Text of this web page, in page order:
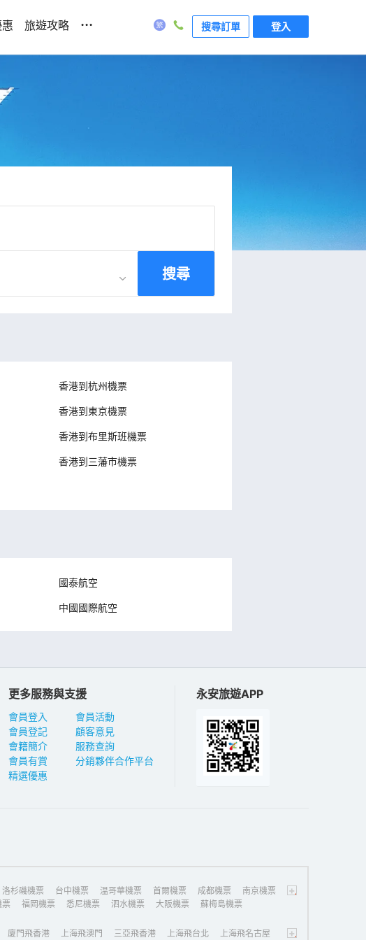
旅遊攻略 ... 搜尋訂單 登入
搜尋
香港到杭州機票
香港到東京機票
香港到布里斯班機票
香港到三藩市機票
國泰航空
中國國際航空
更多服務與支援
會員登入
會員登記
會籍簡介
會員有賞
精選優惠
會員活動
顧客意見
服務查詢
分銷夥伴合作平台
永安旅遊APP
+
洛杉磯機票 台中機票 温哥華機票 首爾機票 成都機票
南京機票
票 福岡機票 悉尼機票 泗水機票 大阪機票 蘇梅島機票
+
廈門飛香港 上海飛澳門 三亞飛香港 上海飛台北 上海飛名古屋